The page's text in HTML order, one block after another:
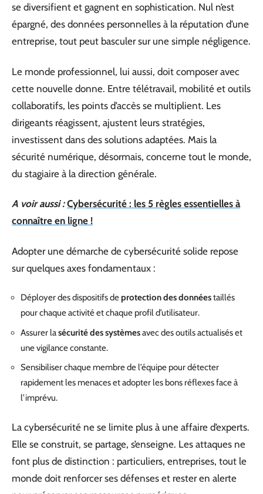
se diversifient et gagnent en sophistication. Nul n’est
épargné, des données personnelles à la réputation d’une
entreprise, tout peut basculer sur une simple négligence.
Le monde professionnel, lui aussi, doit composer avec
cette nouvelle donne. Entre télétravail, mobilité et outils
collaboratifs, les points d’accès se multiplient. Les
dirigeants réagissent, ajustent leurs stratégies,
investissent dans des solutions adaptées. Mais la
sécurité numérique, désormais, concerne tout le monde,
du stagiaire à la direction générale.
A voir aussi : Cybersécurité : les 5 règles essentielles à
connaître en ligne !
Adopter une démarche de cybersécurité solide repose
sur quelques axes fondamentaux :
Déployer des dispositifs deprotection des donnéestaillés
pour chaque activité et chaque profil d’utilisateur.
Assurer lasécurité des systèmesavec des outils actualisés et
une vigilance constante.
Sensibiliser chaque membre de l’équipe pour détecter
rapidement les menaces et adopter les bons réflexes face à
l’imprévu.
La cybersécurité ne se limite plus à une affaire d’experts.
Elle se construit, se partage, s’enseigne. Les attaques ne
font plus de distinction : particuliers, entreprises, tout le
monde doit renforcer ses défenses et rester en alerte